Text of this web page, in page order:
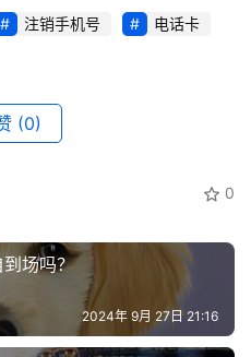
注销手机号
电话卡
(0)
0
场吗？
2024年 9月 27日 21:16